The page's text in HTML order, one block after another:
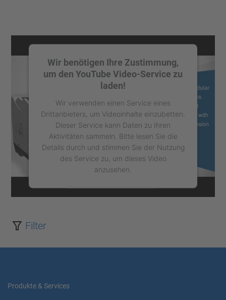
Wir benötigen Ihre Zustimmung,
um den YouTube Video-Service zu
laden!
Wir verwenden einen Service eines
Drittanbieters, um Videoinhalte einzubetten.
Dieser Service kann Daten zu Ihren
Aktivitäten sammeln. Bitte lesen Sie die
Details durch und stimmen Sie der Nutzung
des Service zu, um dieses Video
anzusehen.
Mehr Informationen
Filter
Produkte & Services